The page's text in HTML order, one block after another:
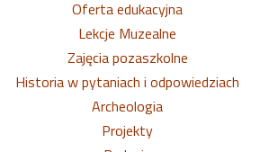
Oferta edukacyjna
Lekcje Muzealne
Zajęcia pozaszkolne
Historia w pytaniach i odpowiedziach
Archeologia
Projekty